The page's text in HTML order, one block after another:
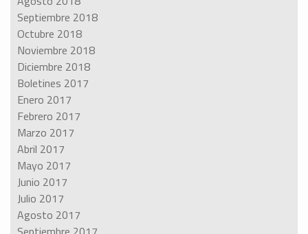
Septiembre 2018
Octubre 2018
Noviembre 2018
Diciembre 2018
Boletines 2017
Enero 2017
Febrero 2017
Marzo 2017
Abril 2017
Mayo 2017
Junio 2017
Julio 2017
Agosto 2017